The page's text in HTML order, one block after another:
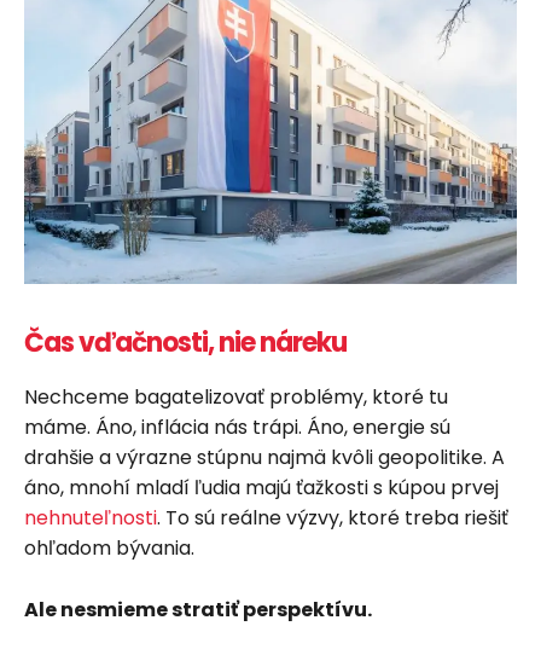
Čas vďačnosti, nie náreku
Nechceme bagatelizovať problémy, ktoré tu
máme. Áno, inflácia nás trápi. Áno, energie sú
drahšie a výrazne stúpnu najmä kvôli geopolitike. A
áno, mnohí mladí ľudia majú ťažkosti s kúpou prvej
nehnuteľnosti. To sú reálne výzvy, ktoré treba riešiť
ohľadom bývania.
Ale nesmieme stratiť perspektívu.